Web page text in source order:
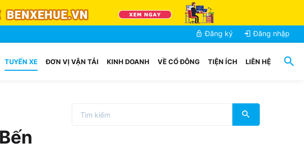
Đăng ký Đăng nhập
TUYẾN XE ĐƠN VỊ VẬN TẢI KINH DOANH VỀ CỔ ĐÔNG TIỆN ÍCH LIÊN HỆ